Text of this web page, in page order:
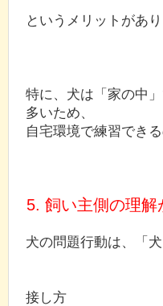
というメリットがあり
特に、犬は「家の中
多いため、
自宅環境で練習でき
5. 飼い主側の理解
犬の問題行動は、「
接し方